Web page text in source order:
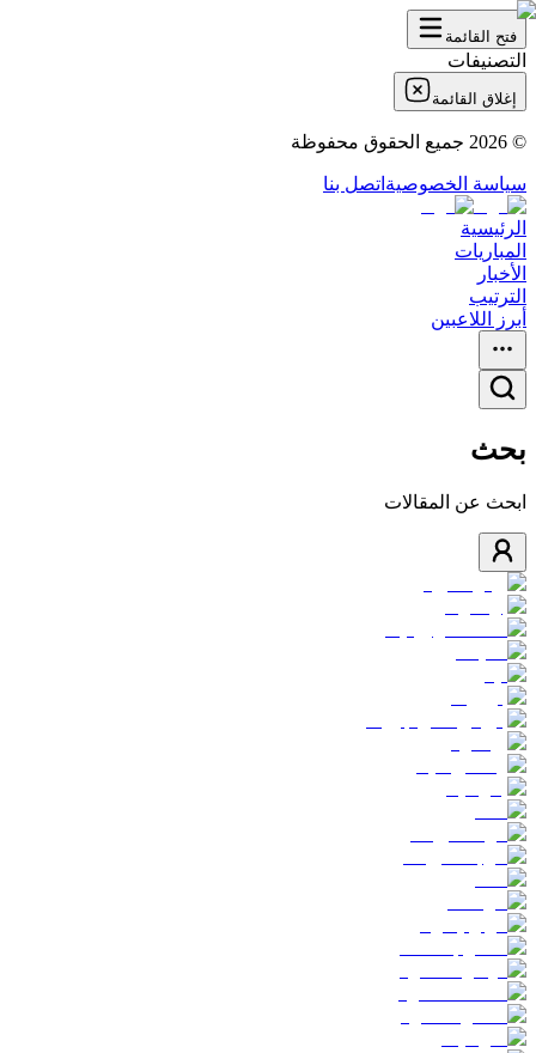
فتح القائمة
التصنيفات
إغلاق القائمة
©
2026 جميع الحقوق محفوظة
سياسة الخصوصية اتصل بنا
الرئيسية
المباريات
الأخبار
الترتيب
أبرز اللاعبين
بحث
ابحث عن المقالات